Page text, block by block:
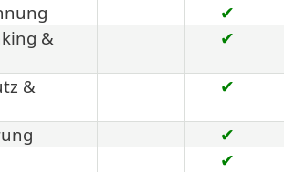
✔
&
✔
&
✔
✔
✔